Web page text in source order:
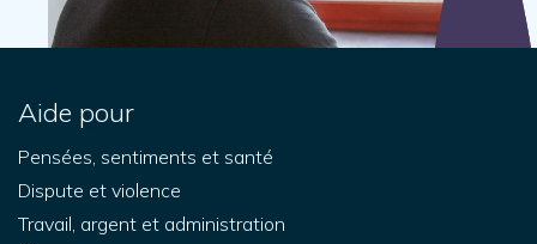
Aide pour
Pensées, sentiments et santé
Dispute et violence
Travail, argent et administration